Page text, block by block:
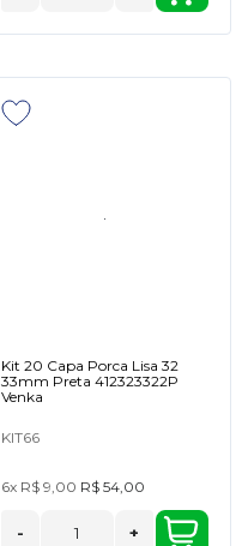
Kit 20 Capa Porca Lisa 32
33mm Preta 412323322P
Venka
KIT66
6x R$ 9,00 R$ 54,00
- +